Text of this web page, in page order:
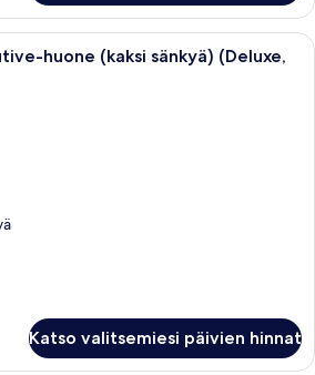
Hotellihuone, jossa on suuri sänky,
huone (kaksi sänkyä) (Deluxe,
Katso valitsemiesi päivien hinnat